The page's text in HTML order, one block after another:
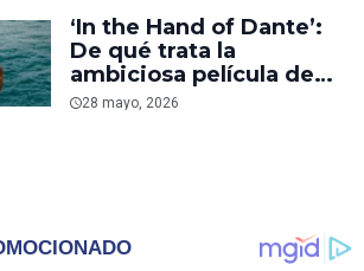
‘In the Hand of Dante’:
De qué trata la
ambiciosa película de
Netflix con Oscar Isaac,
28 mayo, 2026